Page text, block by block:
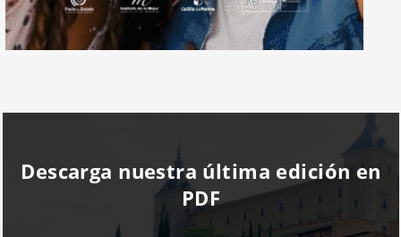
Descarga nuestra última edición en
PDF